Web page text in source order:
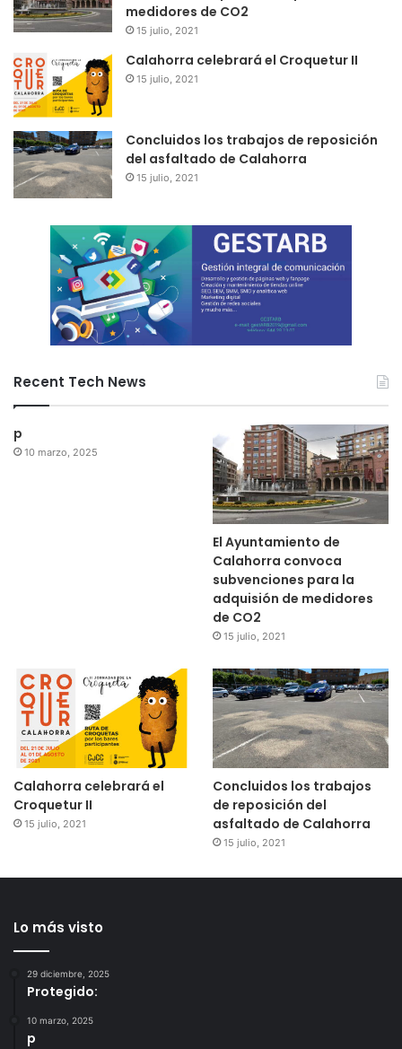
medidores de CO2
15 julio, 2021
Calahorra celebrará el Croquetur II
15 julio, 2021
Concluidos los trabajos de reposición
del asfaltado de Calahorra
15 julio, 2021
Recent Tech News
p
10 marzo, 2025
El Ayuntamiento de
Calahorra convoca
subvenciones para la
adquisión de medidores
de CO2
15 julio, 2021
Calahorra celebrará el
Croquetur II
15 julio, 2021
Concluidos los trabajos
de reposición del
asfaltado de Calahorra
15 julio, 2021
Lo más visto
29 diciembre, 2025
Protegido:
10 marzo, 2025
p